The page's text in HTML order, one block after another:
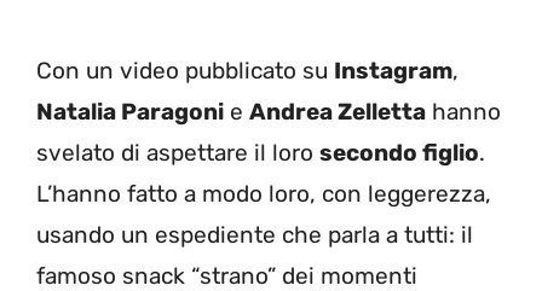
Con un video pubblicato su Instagram,
Natalia Paragoni e Andrea Zelletta hanno
svelato di aspettare il loro secondo figlio.
L’hanno fatto a modo loro, con leggerezza,
usando un espediente che parla a tutti: il
famoso snack “strano” dei momenti